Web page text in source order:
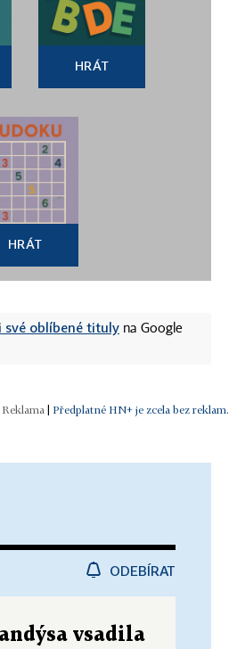
HRÁT
HRÁT
své oblíbené tituly na Google
| Předplatné HN+ je zcela bez reklam.
ODEBÍRAT
vsadila